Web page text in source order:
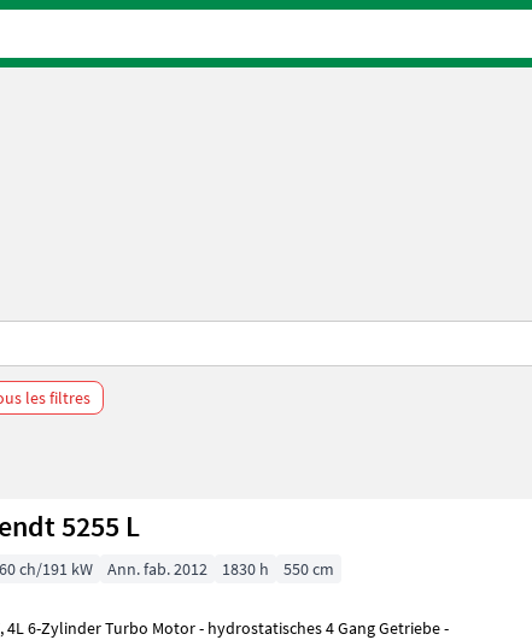
les filtres
5255 L
ch/191 kW Ann. fab. 2012 1830 h 550 cm
4L 6-Zylinder Turbo Motor - hydrostatisches 4 Gang Getriebe -